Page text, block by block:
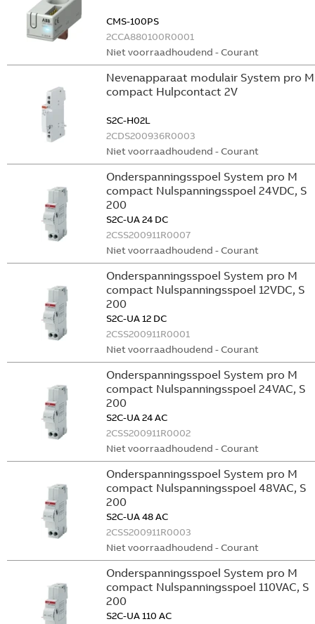
CMS-100PS
2CCA880100R0001
Niet voorraadhoudend - Courant
Nevenapparaat modulair System pro M
compact Hulpcontact 2V
S2C-H02L
2CDS200936R0003
Niet voorraadhoudend - Courant
Onderspanningsspoel System pro M
compact Nulspanningsspoel 24VDC, S
200
S2C-UA 24 DC
2CSS200911R0007
Niet voorraadhoudend - Courant
Onderspanningsspoel System pro M
compact Nulspanningsspoel 12VDC, S
200
S2C-UA 12 DC
2CSS200911R0001
Niet voorraadhoudend - Courant
Onderspanningsspoel System pro M
compact Nulspanningsspoel 24VAC, S
200
S2C-UA 24 AC
2CSS200911R0002
Niet voorraadhoudend - Courant
Onderspanningsspoel System pro M
compact Nulspanningsspoel 48VAC, S
200
S2C-UA 48 AC
2CSS200911R0003
Niet voorraadhoudend - Courant
Onderspanningsspoel System pro M
compact Nulspanningsspoel 110VAC, S
200
S2C-UA 110 AC